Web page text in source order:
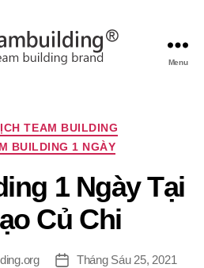
Menu
Chuyên
mục
TEAM BUILDING
BUILDING 1 NGÀY
1 Ngày Tại
Củ Chi
NgàyTháng Sáu 25, 2021